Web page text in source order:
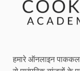
हमारे ऑनलाइन